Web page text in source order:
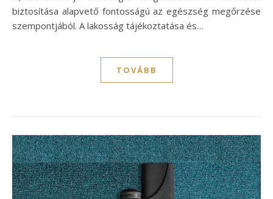
biztosítása alapvető fontosságú az egészség megőrzése
szempontjából. A lakosság tájékoztatása és…
TOVÁBB